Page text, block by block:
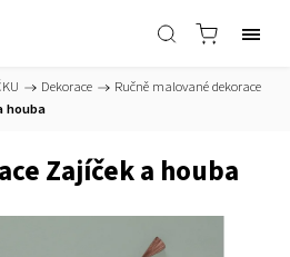
/ Dekorace /
Ručně malované dekorace
houba
Zajíček a houba